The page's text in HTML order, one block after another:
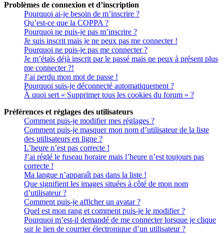
Problèmes de connexion et d’inscription
Pourquoi ai-je besoin de m’inscrire ?
Qu’est-ce que la COPPA ?
Pourquoi ne puis-je pas m’inscrire ?
Je suis inscrit mais je ne peux pas me connecter !
Pourquoi ne puis-je pas me connecter ?
Je m’étais déjà inscrit par le passé mais ne peux à présent plus
me connecter ?!
J’ai perdu mon mot de passe !
Pourquoi suis-je déconnecté automatiquement ?
À quoi sert « Supprimer tous les cookies du forum » ?
Préférences et réglages des utilisateurs
Comment puis-je modifier mes réglages ?
Comment puis-je masquer mon nom d’utilisateur de la liste
des utilisateurs en ligne ?
L’heure n’est pas correcte !
J’ai réglé le fuseau horaire mais l’heure n’est toujours pas
correcte !
Ma langue n’apparaît pas dans la liste !
Que signifient les images situées à côté de mon nom
d’utilisateur ?
Comment puis-je afficher un avatar ?
Quel est mon rang et comment puis-je le modifier ?
Pourquoi m’est-il demandé de me connecter lorsque je clique
sur le lien de courrier électronique d’un utilisateur ?